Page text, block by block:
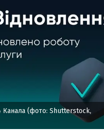
(фото: Shutterstock,